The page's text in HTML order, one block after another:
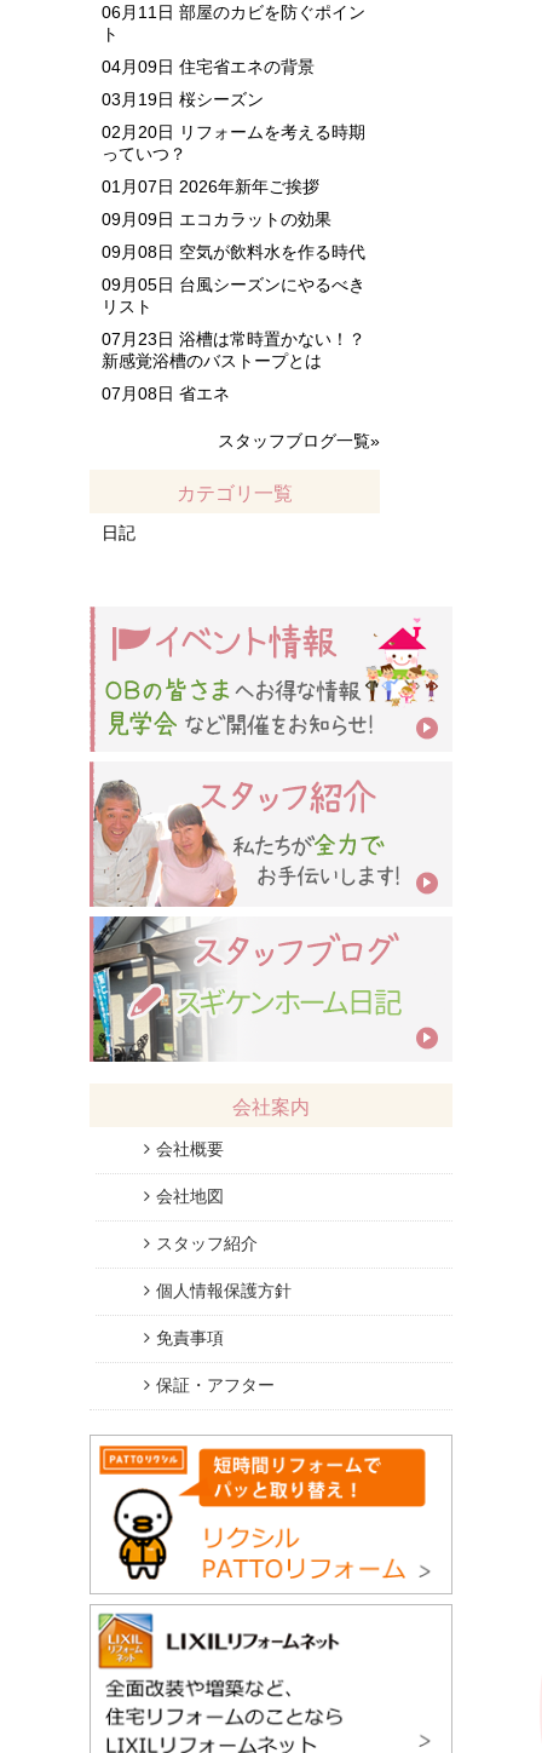
06月11日 部屋のカビを防ぐポイン
ト
04月09日 住宅省エネの背景
03月19日 桜シーズン
02月20日 リフォームを考える時期
っていつ？
01月07日 2026年新年ご挨拶
09月09日 エコカラットの効果
09月08日 空気が飲料水を作る時代
09月05日 台風シーズンにやるべき
リスト
07月23日 浴槽は常時置かない！？
新感覚浴槽のバストープとは
07月08日 省エネ
スタッフブログ一覧»
カテゴリ一覧
日記
会社案内
会社概要
会社地図
スタッフ紹介
個人情報保護方針
免責事項
保証・アフター